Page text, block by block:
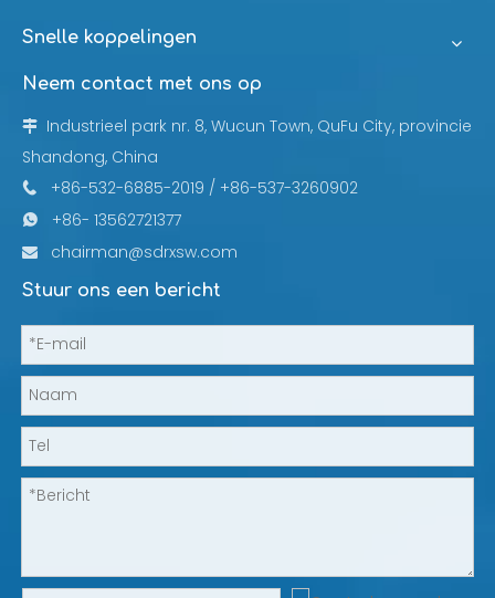
Snelle koppelingen
Neem contact met ons op

Industrieel park nr. 8, Wucun Town, QuFu City, provincie
Shandong, China
 +86-532-6885-2019 / +86-537-3260902
 +86- 13562721377
 chairman@sdrxsw.com
Stuur ons een bericht